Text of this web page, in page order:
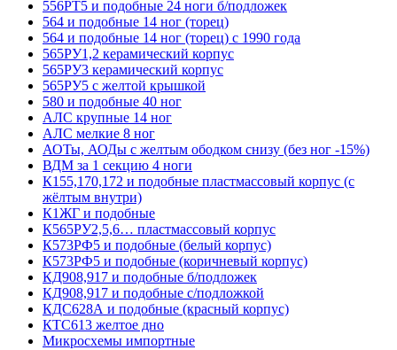
556РТ5 и подобные 24 ноги б/подложек
564 и подобные 14 ног (торец)
564 и подобные 14 ног (торец) с 1990 года
565РУ1,2 керамический корпус
565РУ3 керамический корпус
565РУ5 с желтой крышкой
580 и подобные 40 ног
АЛС крупные 14 ног
АЛС мелкие 8 ног
АОТы, АОДы с желтым ободком снизу (без ног -15%)
ВДМ за 1 секцию 4 ноги
К155,170,172 и подобные пластмассовый корпус (с
жёлтым внутри)
К1ЖГ и подобные
К565РУ2,5,6… пластмассовый корпус
К573РФ5 и подобные (белый корпус)
К573РФ5 и подобные (коричневый корпус)
КД908,917 и подобные б/подложек
КД908,917 и подобные с/подложкой
КДС628А и подобные (красный корпус)
КТС613 желтое дно
Микросхемы импортные